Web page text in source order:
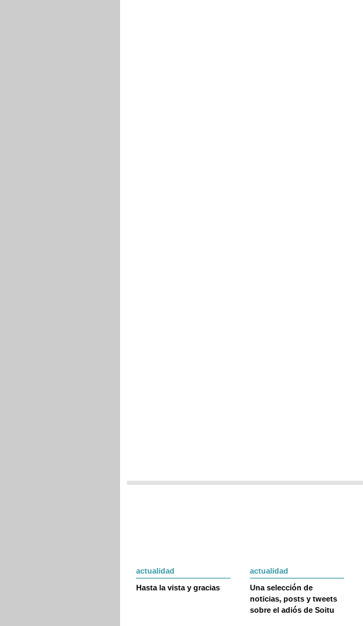
actualidad
Hasta la vista y gracias
actualidad
Una selección de
noticias, posts y tweets
sobre el adiós de Soitu